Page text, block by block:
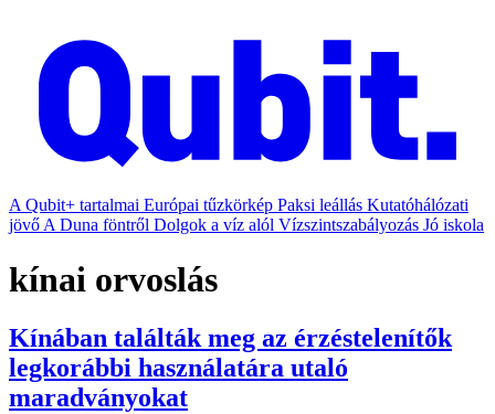
A Qubit+ tartalmai Európai tűzkörkép Paksi leállás Kutatóhálózati
jövő A Duna föntről Dolgok a víz alól Vízszintszabályozás Jó iskola
kínai orvoslás
Kínában találták meg az érzéstelenítők
legkorábbi használatára utaló
maradványokat